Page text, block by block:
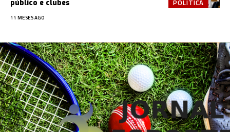
POLÍTICA
público e clubes
11 MESES AGO